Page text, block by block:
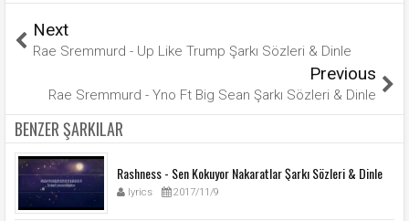
Next
Rae Sremmurd - Up Like Trump Şarkı Sözleri & Dinle
Previous
Rae Sremmurd - Yno Ft Big Sean Şarkı Sözleri & Dinle
BENZER ŞARKILAR
Rashness - Sen Kokuyor Nakaratlar Şarkı Sözleri & Dinle
lyrics 2017/11/9